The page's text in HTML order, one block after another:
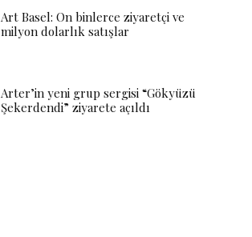
Art Basel: On binlerce ziyaretçi ve
milyon dolarlık satışlar
Arter’in yeni grup sergisi “Gökyüzü
Şekerdendi” ziyarete açıldı